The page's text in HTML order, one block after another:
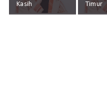
Kasih
Timur